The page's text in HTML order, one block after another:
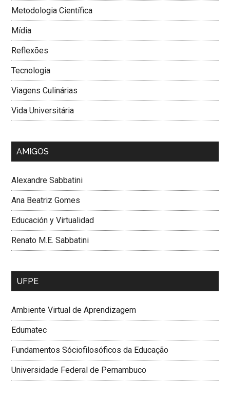
Metodologia Cientí­fica
Mí­dia
Reflexões
Tecnologia
Viagens Culinárias
Vida Universitária
AMIGOS
Alexandre Sabbatini
Ana Beatriz Gomes
Educación y Virtualidad
Renato M.E. Sabbatini
UFPE
Ambiente Virtual de Aprendizagem
Edumatec
Fundamentos Sóciofilosóficos da Educação
Universidade Federal de Pernambuco